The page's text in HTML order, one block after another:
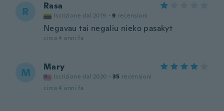
R Rasa
Iscrizione dal 2019 · 9 recensioni
Negavau tai negaliu nieko pasakyt
circa 4 anni fa
M Mary
Iscrizione dal 2020 · 35 recensioni
circa 4 anni fa